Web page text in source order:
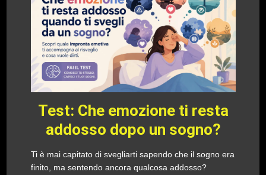
Test: Che emozione ti resta
addosso dopo un sogno?
Ti è mai capitato di svegliarti sapendo che il sogno era
finito, ma sentendo ancora qualcosa addosso?